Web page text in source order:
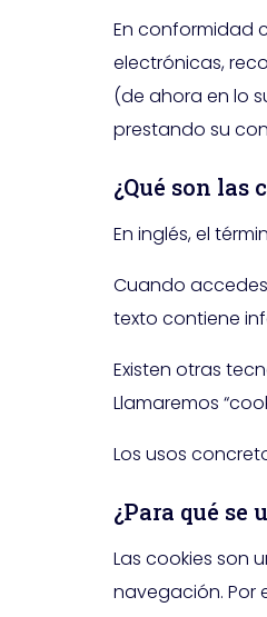
En conformidad
electrónicas,
(de ahora en lo
prestando su
¿Qué son las
En inglés, el
Cuando
texto contiene
Existen otras
Llamaremos
Los usos
¿Para qué se
Las cookies son
navegación. Por